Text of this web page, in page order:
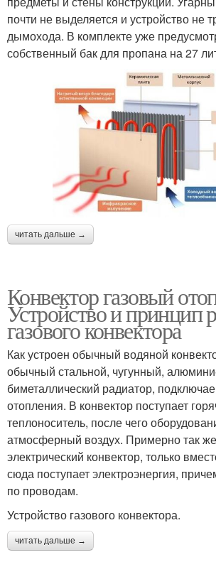
почти не выделяется и устройство не
дымохода. В комплекте уже
собственный бак для пропана на 27
читать дальше →
Конвектор газовый
Устройство и принцип
газового конвектора
Как устроен обычный водяной
обычный стальной, чугунный,
биметаллический радиатор,
отопления. В конвектор поступает
теплоноситель, после чего
атмосферный воздух. Примерно так
электрический конвектор, только
сюда поступает электроэнергия,
по проводам.
Устройство газового конвектора.
читать дальше →